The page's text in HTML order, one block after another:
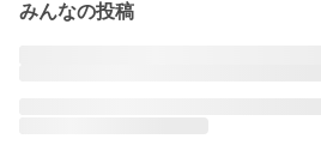
みんなの投稿